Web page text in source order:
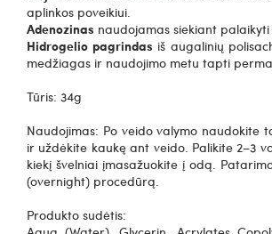
aplinkos poveikiui.
Adenozinas naudojamas siekiant
Hidrogelio pagrindas iš augalinių
medžiagas ir naudojimo metu tapti
Tūris: 34g
Naudojimas: Po veido valymo
ir uždėkite kaukę ant veido. Palikite 2–3
kiekį švelniai įmasažuokite į odą.
(overnight) procedūrą.
Produkto sudėtis: